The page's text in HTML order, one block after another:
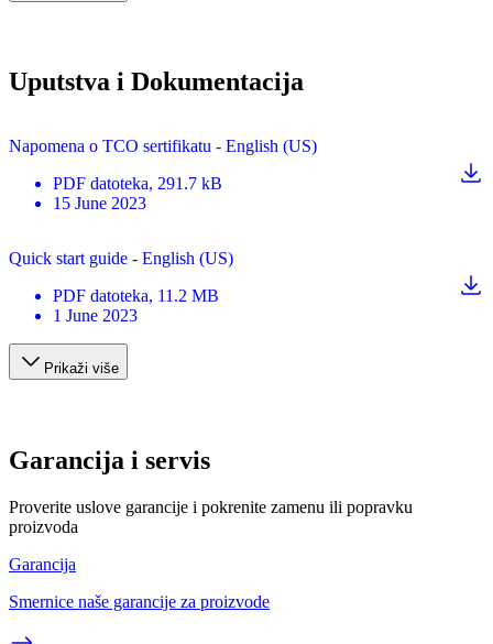
Uputstva i Dokumentacija
Napomena o TCO sertifikatu - English (US)
PDF datoteka, 291.7 kB
15 June 2023
Quick start guide - English (US)
PDF datoteka, 11.2 MB
1 June 2023
Prikaži više
Garancija i servis
Proverite uslove garancije i pokrenite zamenu ili popravku
proizvoda
Garancija
Smernice naše garancije za proizvode